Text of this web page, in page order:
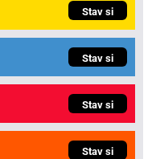
Stav si
Stav si
Stav si
Stav si